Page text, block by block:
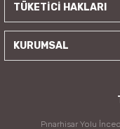
TÜKETİCİ HAKLARI
KURUMSAL
Pınarhisar Yolu